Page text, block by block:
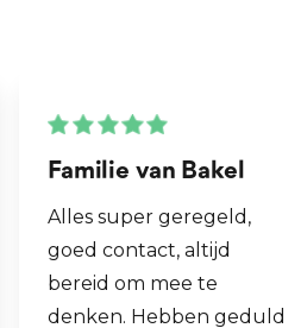
Martin Peters
Goede ervaringen met
Bernheze Makelaars, veel
kennis in huis, eens onze
woonboerderij verkocht